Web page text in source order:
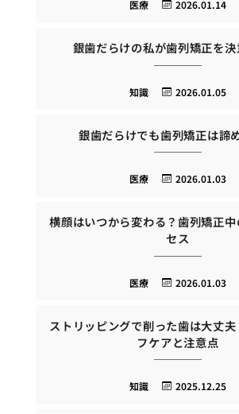
2026.01.14
医療
銀歯だらけの私が歯列矯正を
2026.01.05
知識
銀歯だらけでも歯列矯正は諦
2026.01.03
医療
横顔はいつから変わる？歯列矯正
セス
2026.01.03
医療
ストリッピングで削った歯は大丈
フケアと注意点
2025.12.25
知識